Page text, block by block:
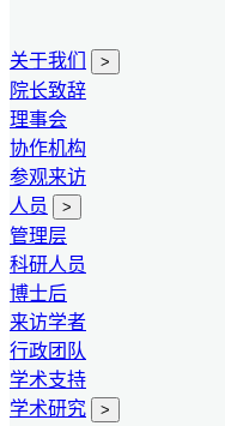
关于我们 >
院长致辞
理事会
协作机构
参观来访
人员
>
管理层
科研人员
博士后
来访学者
行政团队
学术支持
学术研究
>